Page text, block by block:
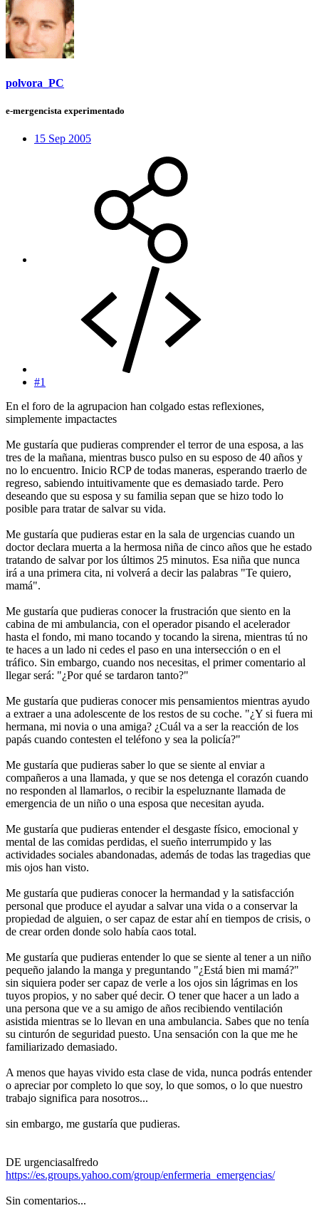
polvora_PC
e-mergencista experimentado
15 Sep 2005
#1
En el foro de la agrupacion han colgado estas reflexiones,
simplemente impactactes
Me gustaría que pudieras comprender el terror de una esposa, a las
tres de la mañana, mientras busco pulso en su esposo de 40 años y
no lo encuentro. Inicio RCP de todas maneras, esperando traerlo de
regreso, sabiendo intuitivamente que es demasiado tarde. Pero
deseando que su esposa y su familia sepan que se hizo todo lo
posible para tratar de salvar su vida.
Me gustaría que pudieras estar en la sala de urgencias cuando un
doctor declara muerta a la hermosa niña de cinco años que he estado
tratando de salvar por los últimos 25 minutos. Esa niña que nunca
irá a una primera cita, ni volverá a decir las palabras "Te quiero,
mamá".
Me gustaría que pudieras conocer la frustración que siento en la
cabina de mi ambulancia, con el operador pisando el acelerador
hasta el fondo, mi mano tocando y tocando la sirena, mientras tú no
te haces a un lado ni cedes el paso en una intersección o en el
tráfico. Sin embargo, cuando nos necesitas, el primer comentario al
llegar será: "¿Por qué se tardaron tanto?"
Me gustaría que pudieras conocer mis pensamientos mientras ayudo
a extraer a una adolescente de los restos de su coche. "¿Y si fuera mi
hermana, mi novia o una amiga? ¿Cuál va a ser la reacción de los
papás cuando contesten el teléfono y sea la policía?"
Me gustaría que pudieras saber lo que se siente al enviar a
compañeros a una llamada, y que se nos detenga el corazón cuando
no responden al llamarlos, o recibir la espeluznante llamada de
emergencia de un niño o una esposa que necesitan ayuda.
Me gustaría que pudieras entender el desgaste físico, emocional y
mental de las comidas perdidas, el sueño interrumpido y las
actividades sociales abandonadas, además de todas las tragedias que
mis ojos han visto.
Me gustaría que pudieras conocer la hermandad y la satisfacción
personal que produce el ayudar a salvar una vida o a conservar la
propiedad de alguien, o ser capaz de estar ahí en tiempos de crisis, o
de crear orden donde solo había caos total.
Me gustaría que pudieras entender lo que se siente al tener a un niño
pequeño jalando la manga y preguntando "¿Está bien mi mamá?"
sin siquiera poder ser capaz de verle a los ojos sin lágrimas en los
tuyos propios, y no saber qué decir. O tener que hacer a un lado a
una persona que ve a su amigo de años recibiendo ventilación
asistida mientras se lo llevan en una ambulancia. Sabes que no tenía
su cinturón de seguridad puesto. Una sensación con la que me he
familiarizado demasiado.
A menos que hayas vivido esta clase de vida, nunca podrás entender
o apreciar por completo lo que soy, lo que somos, o lo que nuestro
trabajo significa para nosotros...
sin embargo, me gustaría que pudieras.
DE urgenciasalfredo
https://es.groups.yahoo.com/group/enfermeria_emergencias/
Sin comentarios...